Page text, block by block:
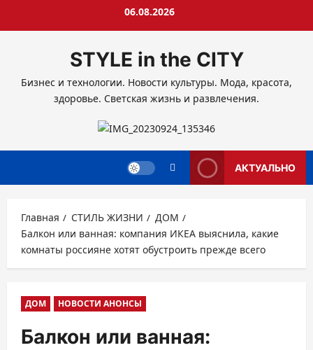
06.08.2026
STYLE in the CITY
Бизнес и технологии. Новости культуры. Мода, красота,
здоровье. Светская жизнь и развлечения.
АКТУАЛЬНО
Главная СТИЛЬ ЖИЗНИ
ДОМ
Балкон или ванная: компания ИКЕА выяснила, какие
комнаты россияне хотят обустроить прежде всего
ДОМ НОВОСТИ АНОНСЫ
Балкон или ванная: